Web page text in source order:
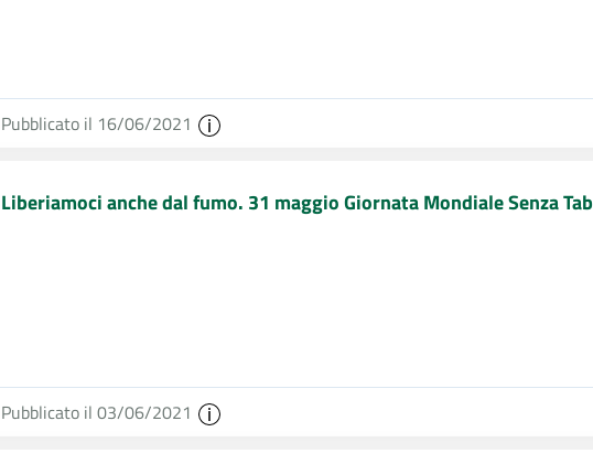
Pubblicato il 16/06/2021
Liberiamoci anche dal fumo. 31 maggio Giornata Mondiale Senza
Pubblicato il 03/06/2021